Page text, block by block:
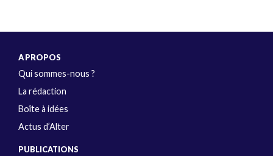
A PROPOS
Qui sommes-nous ?
La rédaction
Boîte à idées
Actus d’Alter
PUBLICATIONS